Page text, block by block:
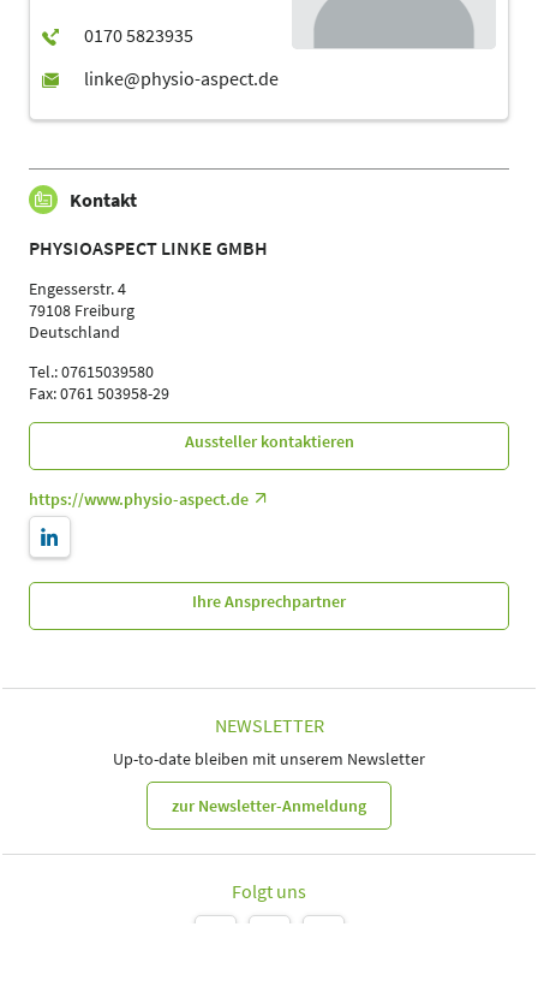
Kontakt
PHYSIOASPECT LINKE GMBH
Engesserstr. 4
79108 Freiburg
Deutschland
Tel.: 07615039580
Fax: 0761 503958-29
Aussteller kontaktieren
https://www.physio-aspect.de
Ihre Ansprechpartner
NEWSLETTER
Up-to-date bleiben mit unserem Newsletter
zur Newsletter-Anmeldung
Folgt uns